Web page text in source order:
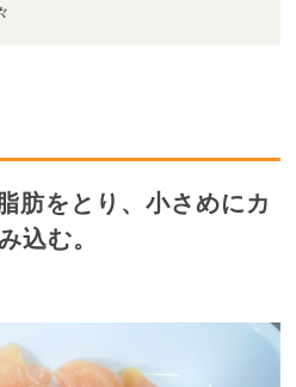
肪をとり、小さめにカ
込む。